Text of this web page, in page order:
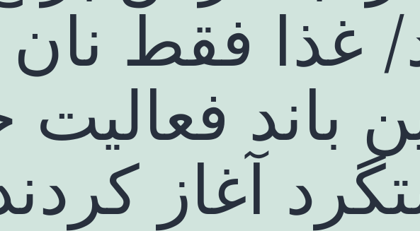
غذا فقط
باند فعالیت
آغاز